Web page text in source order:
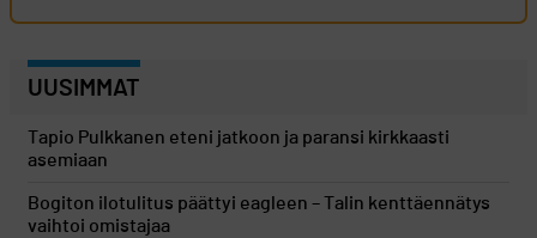
UUSIMMAT
Tapio Pulkkanen eteni jatkoon ja paransi kirkkaasti
asemiaan
Bogiton ilotulitus päättyi eagleen – Talin kenttäennätys
vaihtoi omistajaa